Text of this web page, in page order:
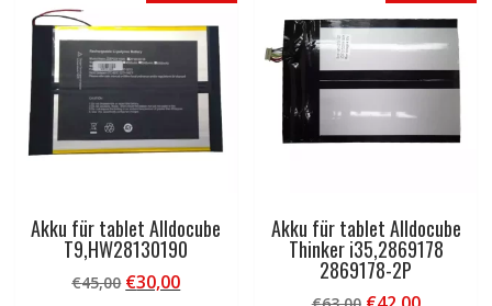
Akku für tablet Alldocube
T9,HW28130190
€45,00 Ursprünglicher
€30,00Aktueller
Akku für tablet Alldocube
Thinker i35,2869178
2869178-2P